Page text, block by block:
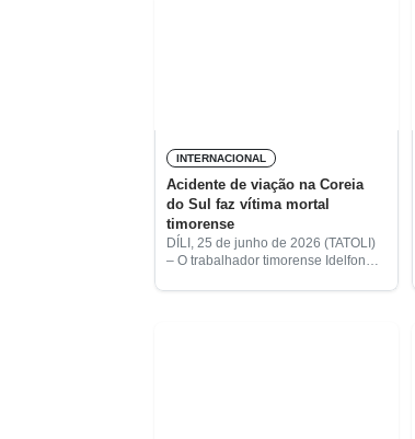
INTERNACIONAL
Acidente de viação na Coreia
do Sul faz vítima mortal
timorense
DÍLI, 25 de junho de 2026 (TATOLI)
– O trabalhador timorense Idelfonso